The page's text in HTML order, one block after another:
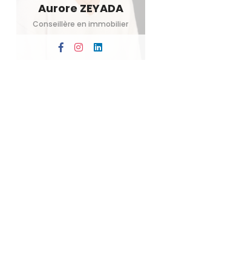
Aurore ZEYADA
Conseillère en immobilier